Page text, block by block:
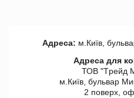
Адреса: м.Київ,
Адреса для
ТОВ "Tрейд
м.Київ, бульвар
2 поверх,